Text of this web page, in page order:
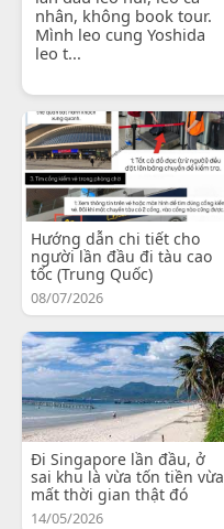
nhân, không book tour.
Mình leo cung Yoshida
leo t...
Hướng dẫn chi tiết cho
người lần đầu đi tàu cao
tốc (Trung Quốc)
08/07/2026
Đi Singapore lần đầu, ở
sai khu là vừa tốn tiền vừa
mất thời gian thật đó
14/05/2026